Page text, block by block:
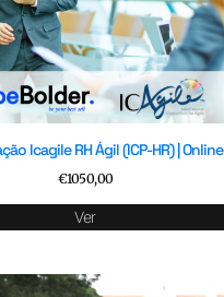
Icagile RH Ágil (ICP-HR) | Online
€1050,00
Ver